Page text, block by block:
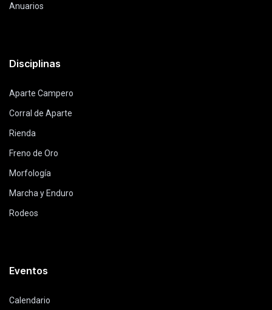
Anuarios
Disciplinas
Aparte Campero
Corral de Aparte
Rienda
Freno de Oro
Morfología
Marcha y Enduro
Rodeos
Eventos
Calendario